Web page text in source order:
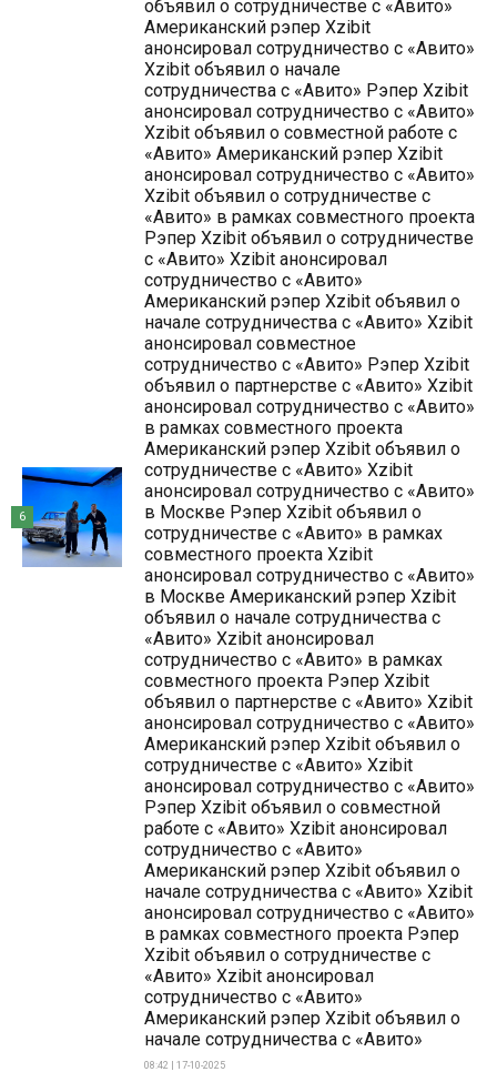
объявил о сотрудничестве с «Авито»
Американский рэпер Xzibit
анонсировал сотрудничество с «Авито»
Xzibit объявил о начале
сотрудничества с «Авито» Рэпер Xzibit
анонсировал сотрудничество с «Авито»
Xzibit объявил о совместной работе с
«Авито» Американский рэпер Xzibit
анонсировал сотрудничество с «Авито»
Xzibit объявил о сотрудничестве с
«Авито» в рамках совместного проекта
Рэпер Xzibit объявил о сотрудничестве
с «Авито» Xzibit анонсировал
сотрудничество с «Авито»
Американский рэпер Xzibit объявил о
начале сотрудничества с «Авито» Xzibit
анонсировал совместное
сотрудничество с «Авито» Рэпер Xzibit
объявил о партнерстве с «Авито» Xzibit
анонсировал сотрудничество с «Авито»
в рамках совместного проекта
Американский рэпер Xzibit объявил о
сотрудничестве с «Авито» Xzibit
анонсировал сотрудничество с «Авито»
в Москве Рэпер Xzibit объявил о
сотрудничестве с «Авито» в рамках
совместного проекта Xzibit
анонсировал сотрудничество с «Авито»
в Москве Американский рэпер Xzibit
объявил о начале сотрудничества с
«Авито» Xzibit анонсировал
сотрудничество с «Авито» в рамках
совместного проекта Рэпер Xzibit
объявил о партнерстве с «Авито» Xzibit
анонсировал сотрудничество с «Авито»
Американский рэпер Xzibit объявил о
сотрудничестве с «Авито» Xzibit
анонсировал сотрудничество с «Авито»
Рэпер Xzibit объявил о совместной
работе с «Авито» Xzibit анонсировал
сотрудничество с «Авито»
Американский рэпер Xzibit объявил о
начале сотрудничества с «Авито» Xzibit
анонсировал сотрудничество с «Авито»
в рамках совместного проекта Рэпер
Xzibit объявил о сотрудничестве с
«Авито» Xzibit анонсировал
сотрудничество с «Авито»
Американский рэпер Xzibit объявил о
начале сотрудничества с «Авито»
08:42 | 17-10-2025
6